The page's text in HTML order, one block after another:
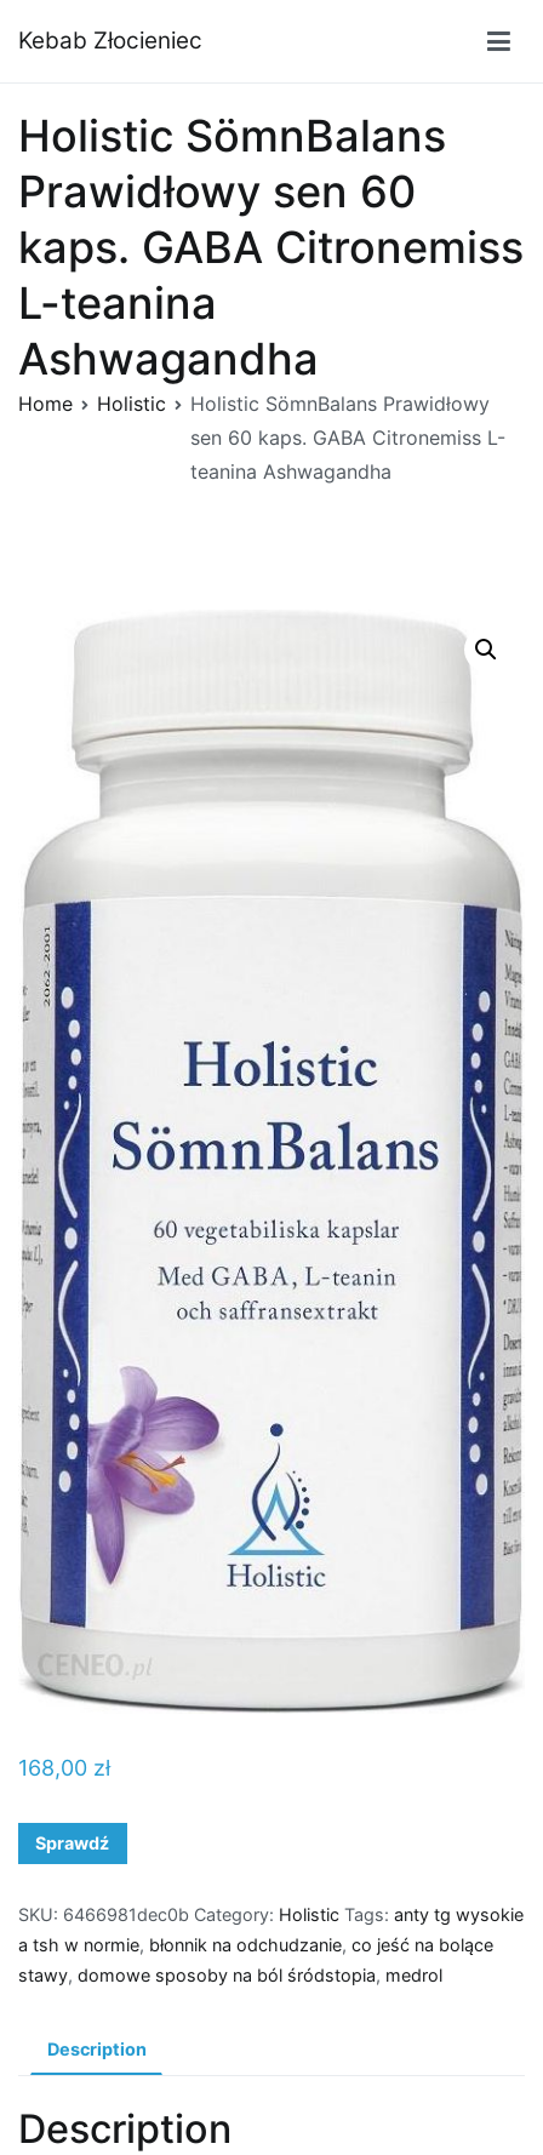
doKebab Złocieniec
Holistic SömnBalans
Prawidłowy sen 60
kaps. GABA Citronemiss
L-teanina
Ashwagandha
Home Holistic
Holistic SömnBalans Prawidłowy
sen 60 kaps. GABA Citronemiss L-
teanina Ashwagandha
168,00 zł
Sprawdź
SKU: 6466981dec0b Category: Holistic Tags: anty tg wysokie
a tsh w normie, błonnik na odchudzanie, co jeść na bolące
stawy, domowe sposoby na ból śródstopia, medrol
Description
Description